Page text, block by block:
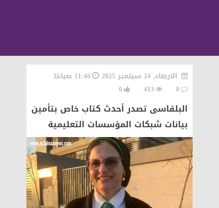
الاربعاء, 24 سبتمبر 2025
11:44 صباحًا
0
413
0
البلقاسى تصدر أحدث كتاب خاص بتأمين
بيانات شبكات المؤسسات التعليمية